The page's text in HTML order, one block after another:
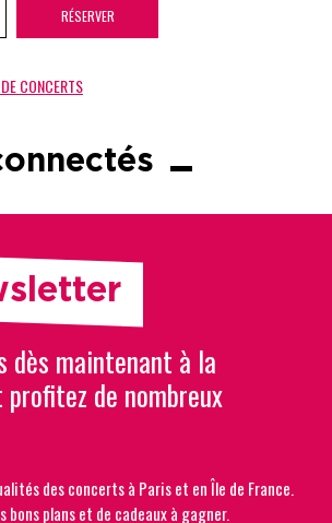
RÉSERVER
CONCERTS
dès maintenant à la
de nombreux
des concerts à Paris et en Île de France.
bons plans et de cadeaux à gagner.